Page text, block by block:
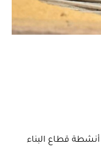
قطاع البناء